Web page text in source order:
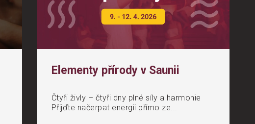
Elementy přírody v Saunii
Čtyři živly – čtyři dny plné síly a harmonie
Přijďte načerpat energii přímo ze...